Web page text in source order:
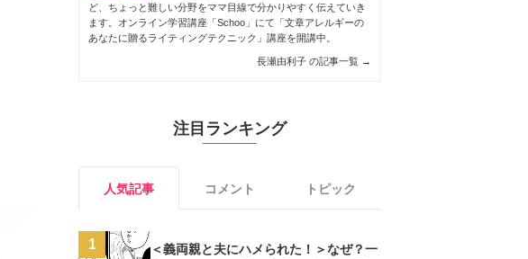
ど、ちょっと難しい分野をママ目線で分かりやすく伝えていき
ます。オンライン学習講座「Schoo」にて「文章アレルギーの
あなたに贈るライティングテクニック」講座を開講中。
長瀬由利子 の記事一覧 →
注目ランキング
人気記事 コメント トピック
1
＜義両親と夫にハメられた！＞なぜ？一